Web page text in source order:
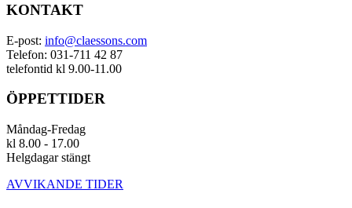
KONTAKT
E-post: info@claessons.com
Telefon: 031-711 42 87
telefontid kl 9.00-11.00
ÖPPETTIDER
Måndag-Fredag
kl 8.00 - 17.00
Helgdagar stängt
AVVIKANDE TIDER